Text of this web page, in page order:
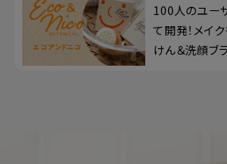
100人のユー
て開発！メイ
けん＆洗顔ブ